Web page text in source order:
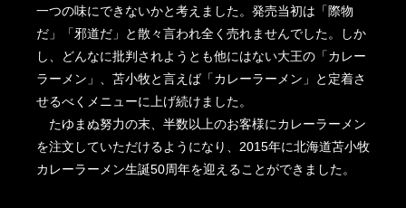
一つの味にできないかと考えました。発売当初は「際物
だ」「邪道だ」と散々言われ全く売れませんでした。しか
し、どんなに批判されようとも他にはない大王の「カレー
ラーメン」、苫小牧と言えば「カレーラーメン」と定着さ
せるべくメニューに上げ続けました。
たゆまぬ努力の末、半数以上のお客様にカレーラーメン
を注文していただけるようになり、2015年に北海道苫小牧
カレーラーメン生誕50周年を迎えることができました。